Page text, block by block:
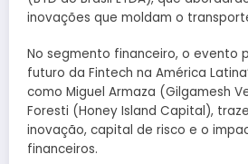
inovações que moldam o
No segmento financeiro, o evento
futuro da Fintech na América
como Miguel Armaza (Gilgamesh
Foresti (Honey Island Capital),
inovação, capital de risco e o
financeiros.